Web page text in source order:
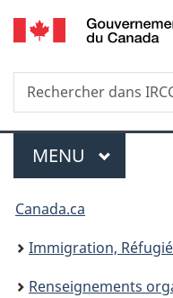
Recherche
Rechercher
dans
Menu
MENU PRINCIPAL
Vous
êtes
ici :
Canada.ca
Immigration,
Renseignements